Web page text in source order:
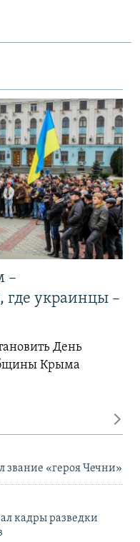
–
где украинцы –
День
Крыма
«героя Чечни»
кадры разведки